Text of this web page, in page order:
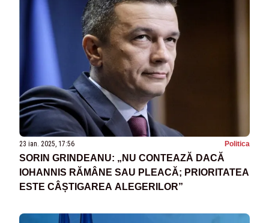
23 ian. 2025, 17:56 Politica
SORIN GRINDEANU: „NU CONTEAZĂ DACĂ
IOHANNIS RĂMÂNE SAU PLEACĂ; PRIORITATEA
ESTE CÂȘTIGAREA ALEGERILOR”